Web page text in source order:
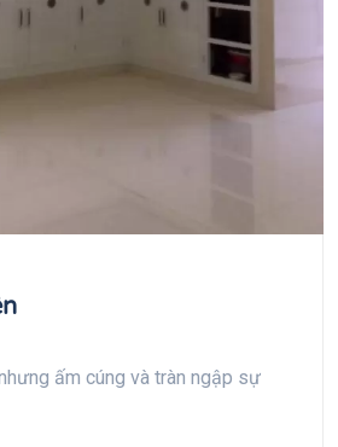
ấm cúng và tràn ngập sự